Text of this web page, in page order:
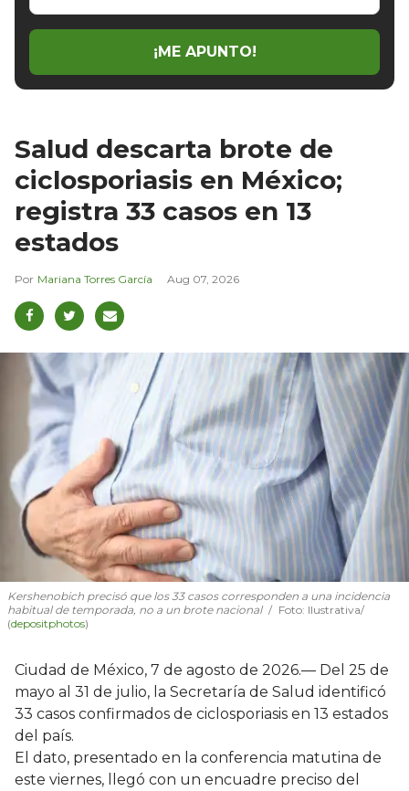
email
¡ME APUNTO!
Salud descarta brote de
ciclosporiasis en México;
registra 33 casos en 13
estados
Mariana Torres García Aug 07, 2026
Kershenobich precisó que los 33 casos corresponden a una incidencia
habitual de temporada, no a un brote nacional
Foto: Ilustrativa/
(depositphotos)
Ciudad de México, 7 de agosto de 2026.— Del 25 de
mayo al 31 de julio, la Secretaría de Salud identificó
33 casos confirmados de ciclosporiasis en 13 estados
del país.
El dato, presentado en la conferencia matutina de
este viernes, llegó con un encuadre preciso del